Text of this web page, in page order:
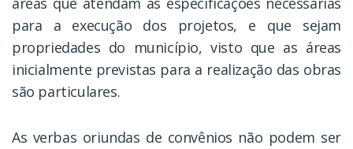
para a execução dos projetos, e que sejam
propriedades do município, visto que as áreas
inicialmente previstas para a realização das obras
são particulares.
As verbas oriundas de convênios não podem ser